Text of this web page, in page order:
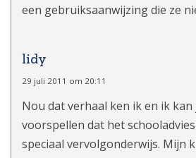
een gebruiksaanwijzing die ze
lidy
29 juli 2011 om 20:11
Nou dat verhaal ken ik en ik kan
voorspellen dat het
speciaal vervolgonderwijs. Mijn